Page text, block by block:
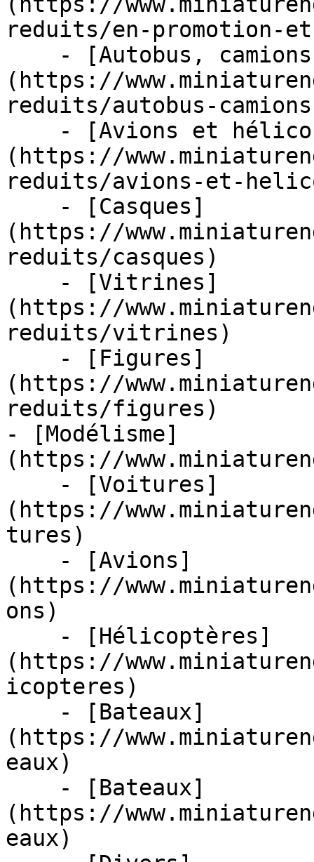
reduits/en-promotion-
(https://
reduits/autobus-
(https://
reduits/avions-et-
(https://
reduits/casques)
(https://
reduits/vitrines)
(https://
reduits/figures)
- [Modélisme]
(https://
(https://
tures)
(https://
ons)
(https://
icopteres)
(https://
eaux)
(https://
eaux)